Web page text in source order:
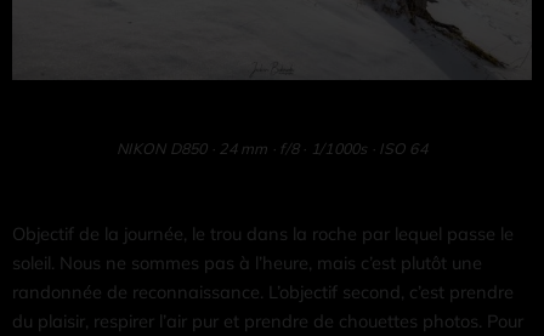
NIKON D850 · 24 mm · f/8 · 1/1000s · ISO 64
Objectif de la journée, le trou dans la roche par lequel passe le
soleil. Nous ne sommes pas à l’heure, mais c’est plutôt une
randonnée de reconnaissance. L’objectif second, c’est prendre
du plaisir, respirer l’air pur et prendre de chouettes photos. Pour